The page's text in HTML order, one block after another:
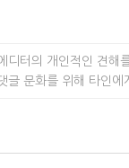
디터의 개인적인 견해
글 문화를 위해 타인에